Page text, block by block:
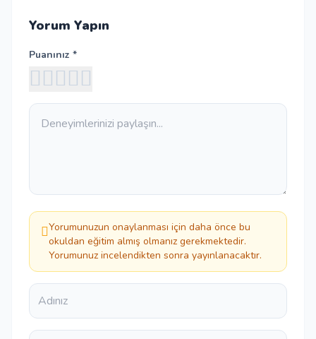
Yorum Yapın
Puanınız *
Yorumunuzun onaylanması için daha önce bu
okuldan eğitim almış olmanız gerekmektedir.
Yorumunuz incelendikten sonra yayınlanacaktır.